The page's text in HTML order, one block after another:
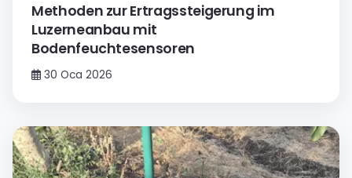
Methoden zur Ertragssteigerung im
Luzerneanbau mit
Bodenfeuchtesensoren
30 Oca 2026